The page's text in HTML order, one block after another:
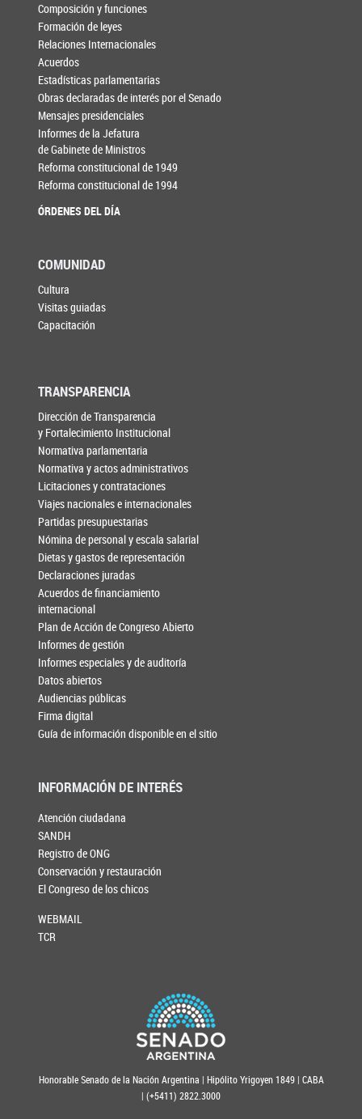
Composición y funciones
Formación de leyes
Relaciones Internacionales
Acuerdos
Estadísticas parlamentarias
Obras declaradas de interés por el Senado
Mensajes presidenciales
Informes de la Jefatura
de Gabinete de Ministros
Reforma constitucional de 1949
Reforma constitucional de 1994
ÓRDENES DEL DÍA
COMUNIDAD
Cultura
Visitas guiadas
Capacitación
TRANSPARENCIA
Dirección de Transparencia
y Fortalecimiento Institucional
Normativa parlamentaria
Normativa y actos administrativos
Licitaciones y contrataciones
Viajes nacionales e internacionales
Partidas presupuestarias
Nómina de personal y escala salarial
Dietas y gastos de representación
Declaraciones juradas
Acuerdos de financiamiento
internacional
Plan de Acción de Congreso Abierto
Informes de gestión
Informes especiales y de auditoría
Datos abiertos
Audiencias públicas
Firma digital
Guía de información disponible en el sitio
INFORMACIÓN DE INTERÉS
Atención ciudadana
SANDH
Registro de ONG
Conservación y restauración
El Congreso de los chicos
WEBMAIL
TCR
Honorable Senado de la Nación Argentina | Hipólito Yrigoyen 1849 | CABA
| (+5411) 2822.3000